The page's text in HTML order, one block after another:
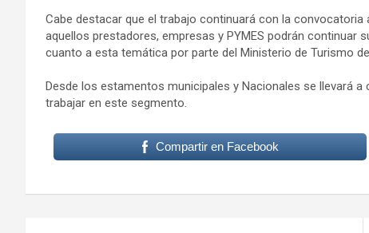
Cabe destacar que el trabajo continuará con la
aquellos prestadores, empresas y PYMES podrán continuar
cuanto a esta temática por parte del Ministerio de Turismo
Desde los estamentos municipales y Nacionales se llevará
trabajar en este segmento.
Compartir en Facebook